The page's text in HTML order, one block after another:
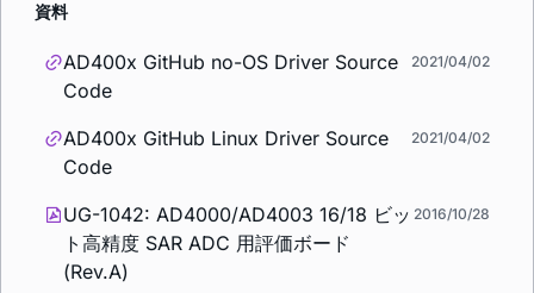
資料
AD400x GitHub no-OS Driver Source
Code
2021/04/02
AD400x GitHub Linux Driver Source
Code
2021/04/02
UG-1042: AD4000/AD4003 16/18 ビッ
ト高精度 SAR ADC 用評価ボード
(Rev.A)
2016/10/28